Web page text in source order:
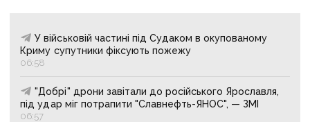
У військовій частині під Судаком в окупованому
Криму супутники фіксують пожежу
06:58
"Добрі" дрони завітали до російського Ярославля,
під удар міг потрапити "Славнефть-ЯНОС", — ЗМІ
06:57